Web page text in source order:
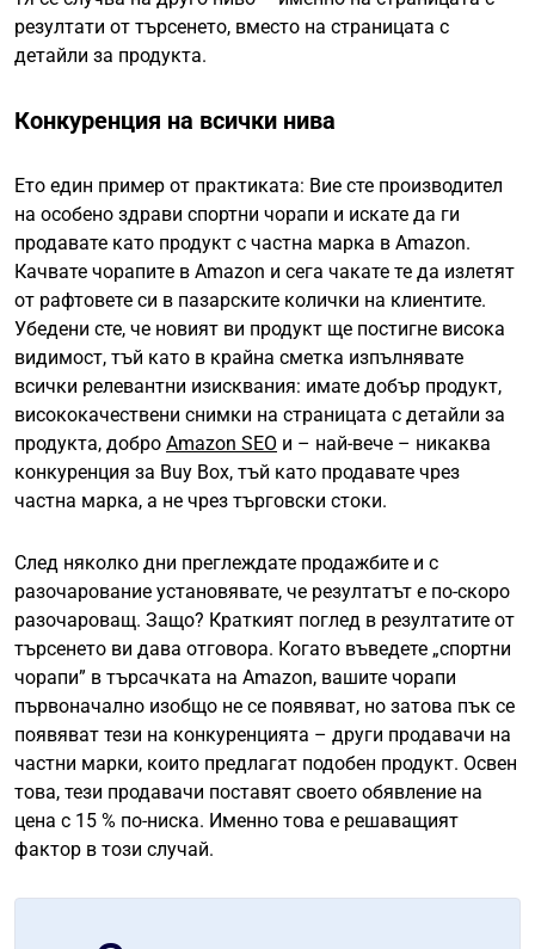
резултати от търсенето, вместо на страницата с
детайли за продукта.
Конкуренция на всички нива
Ето един пример от практиката: Вие сте производител
на особено здрави спортни чорапи и искате да ги
продавате като продукт с частна марка в Amazon.
Качвате чорапите в Amazon и сега чакате те да излетят
от рафтовете си в пазарските колички на клиентите.
Убедени сте, че новият ви продукт ще постигне висока
видимост, тъй като в крайна сметка изпълнявате
всички релевантни изисквания: имате добър продукт,
висококачествени снимки на страницата с детайли за
продукта, добро Amazon SEO и – най-вече – никаква
конкуренция за Buy Box, тъй като продавате чрез
частна марка, а не чрез търговски стоки.
След няколко дни преглеждате продажбите и с
разочарование установявате, че резултатът е по-скоро
разочароващ. Защо? Краткият поглед в резултатите от
търсенето ви дава отговора. Когато въведете „спортни
чорапи” в търсачката на Amazon, вашите чорапи
първоначално изобщо не се появяват, но затова пък се
появяват тези на конкуренцията – други продавачи на
частни марки, които предлагат подобен продукт. Освен
това, тези продавачи поставят своето обявление на
цена с 15 % по-ниска. Именно това е решаващият
фактор в този случай.